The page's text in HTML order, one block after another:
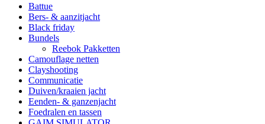
Battue
Bers- & aanzitjacht
Black friday
Bundels
Reebok Pakketten
Camouflage netten
Clayshooting
Communicatie
Duiven/kraaien jacht
Eenden- & ganzenjacht
Foedralen en tassen